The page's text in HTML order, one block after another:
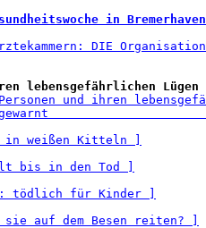
in
DIE
lebensgefährlichen Lügen
und ihren
gewarnt
in weißen Kitteln ]
bis in den Tod ]
tödlich für Kinder ]
sie auf dem Besen reiten? ]